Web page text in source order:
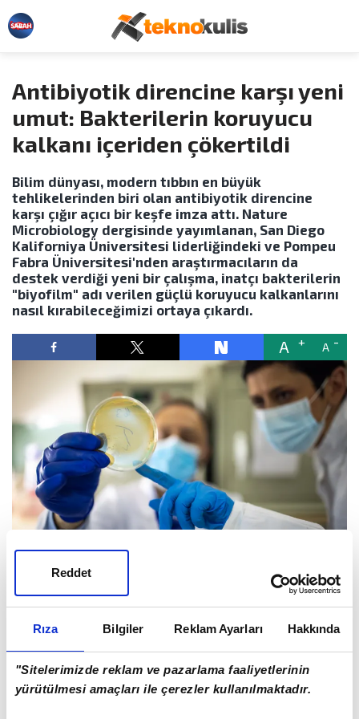
Rıza Bilgiler Reklam Ayarları Hakkında
"Sitelerimizde reklam ve pazarlama faaliyetlerinin
yürütülmesi amaçları ile çerezler kullanılmaktadır.
Reddet
Antibiyotik direncine karşı yeni
umut: Bakterilerin koruyucu
kalkanı içeriden çökertildi
Bilim dünyası, modern tıbbın en büyük
tehlikelerinden biri olan antibiyotik direncine
karşı çığır açıcı bir keşfe imza attı. Nature
Microbiology dergisinde yayımlanan, San Diego
Kaliforniya Üniversitesi liderliğindeki ve Pompeu
Fabra Üniversitesi'nden araştırmacıların da
destek verdiği yeni bir çalışma, inatçı bakterilerin
"biyofilm" adı verilen güçlü koruyucu kalkanlarını
nasıl kırabileceğimizi ortaya çıkardı.
A A
Biyofilmler, bakterileri bir arada tutan, onları hem
bağışıklık sistemimizin saldırılarından hem de güçlü
antibiyotiklerden koruyan yapışkan ve dayanıklı